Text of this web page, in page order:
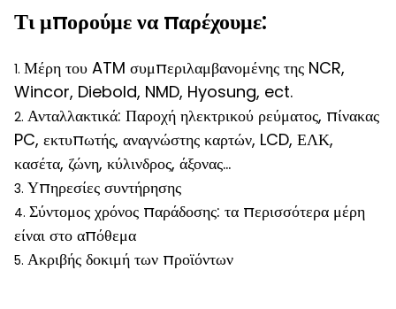
Τι μπορούμε να παρέχουμε:
1. Μέρη του ATM συμπεριλαμβανομένης της NCR,
Wincor, Diebold, NMD, Hyosung, ect.
2. Ανταλλακτικά: Παροχή ηλεκτρικού ρεύματος, πίνακας
PC, εκτυπωτής, αναγνώστης καρτών, LCD, ΕΛΚ,
κασέτα, ζώνη, κύλινδρος, άξονας…
3. Υπηρεσίες συντήρησης
4. Σύντομος χρόνος παράδοσης: τα περισσότερα μέρη
είναι στο απόθεμα
5. Ακριβής δοκιμή των προϊόντων